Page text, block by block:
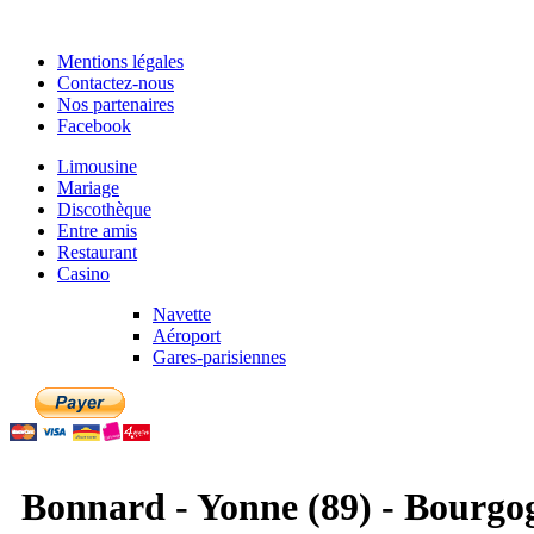
Mentions légales
Contactez-nous
Nos partenaires
Facebook
Limousine
Mariage
Discothèque
Entre amis
Restaurant
Casino
Navette
Aéroport
Gares-parisiennes
Bonnard - Yonne (89) -